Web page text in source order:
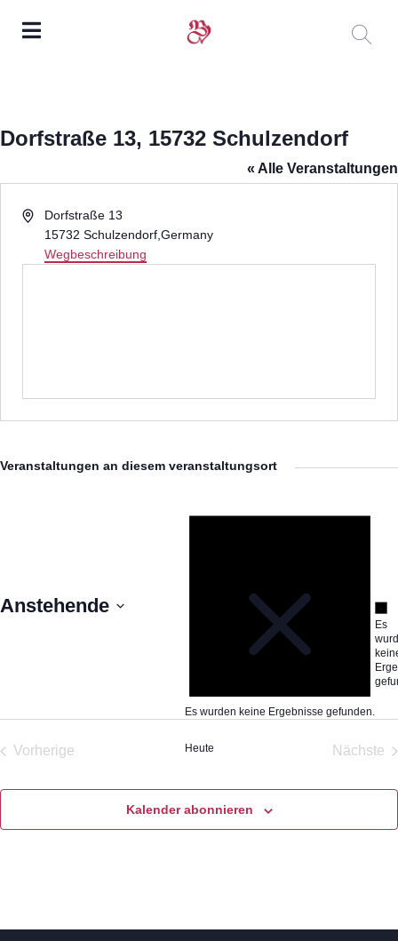
Dorfstraße 13, 15732 Schulzendorf
« Alle Veranstaltungen
AdresseDorfstraße 13
15732 Schulzendorf ,Germany
Wegbeschreibung
Veranstaltungen an diesem veranstaltungsort
Es
Es wurden keine Ergebnisse gefunden.
Anstehende
Vorherige
Heute
Nächste
Kalender abonnieren